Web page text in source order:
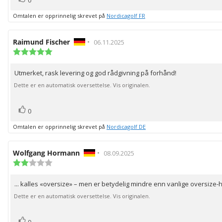
Omtalen er opprinnelig skrevet på Nordicagolf FR
Forfatter:
Raimund Fischer • Omtaledato:
06.11.2025
5
mulige
Omtaletekst:
Utmerket, rask levering og god rådgivning på forhånd!
Dette er en automatisk oversettelse. Vis originalen.
Liker
0
Omtalen er opprinnelig skrevet på Nordicagolf DE
Forfatter:
Wolfgang Hormann • Omtaledato:
08.09.2025
5
mulige
Omtaletekst:
... kalles «oversize» – men er betydelig mindre enn vanlige oversize-
Dette er en automatisk oversettelse. Vis originalen.